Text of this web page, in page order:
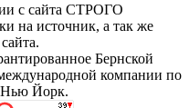
с сайта СТРОГО
на источник, а так же
Бернской
компании по
Нью Йорк.